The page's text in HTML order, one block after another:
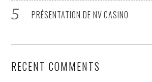
PRÉSENTATION DE NV CASINO
RECENT COMMENTS